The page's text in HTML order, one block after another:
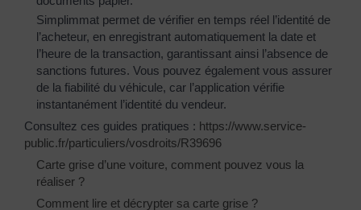
Simplimmat permet de vérifier en temps réel l’identité de
l’acheteur, en enregistrant automatiquement la date et
l’heure de la transaction, garantissant ainsi l’absence de
sanctions futures. Vous pouvez également vous assurer
de la fiabilité du véhicule, car l’application vérifie
instantanément l’identité du vendeur.
Consultez ces guides pratiques : https://www.service-
public.fr/particuliers/vosdroits/R39696
Carte grise d’une voiture, comment pouvez vous la
réaliser ?
Comment lire et décrypter sa carte grise ?